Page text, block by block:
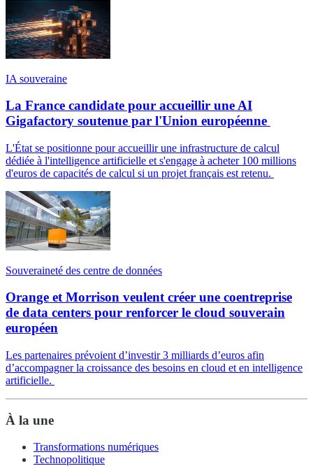
IA souveraine
La France candidate pour accueillir une AI
Gigafactory soutenue par l'Union européenne
L'État se positionne pour accueillir une infrastructure de calcul
dédiée à l'intelligence artificielle et s'engage à acheter 100 millions
d'euros de capacités de calcul si un projet français est retenu.
Souveraineté des centre de données
Orange et Morrison veulent créer une coentreprise
de data centers pour renforcer le cloud souverain
européen
Les partenaires prévoient d’investir 3 milliards d’euros afin
d’accompagner la croissance des besoins en cloud et en intelligence
artificielle.
À la une
Transformations numériques
Technopolitique